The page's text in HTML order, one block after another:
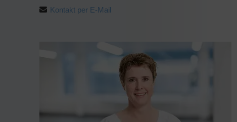
Kontakt per E-Mail